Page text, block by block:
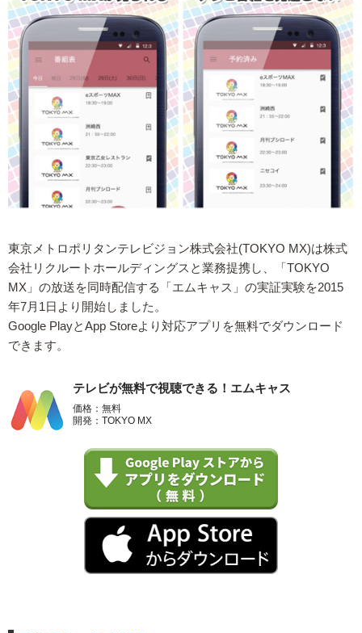
東京メトロポリタンテレビジョン株式会社(TOKYO MX)は株式
会社リクルートホールディングスと業務提携し、「TOKYO
MX」の放送を同時配信する「エムキャス」の実証実験を2015
年7月1日より開始しました。
Google PlayとApp Storeより対応アプリを無料でダウンロード
できます。
テレビが無料で視聴できる！エムキャス
価格：無料
開発：TOKYO MX